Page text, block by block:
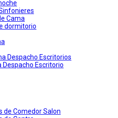
Cama
dormitorio
Despacho Escritorios
Despacho Escritorio
de Comedor Salon